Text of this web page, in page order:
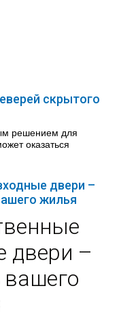
скрытого
решением для
оказаться
двери –
жилья
двери –
вашего